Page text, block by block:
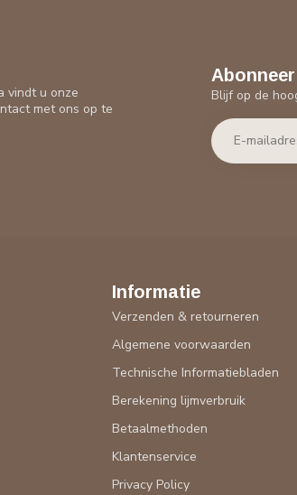
vindt u onze
met ons op te
Blijf op de
Informatie
Verzenden & retourneren
Algemene voorwaarden
Technische Informatiebladen
Berekening lijmverbruik
Betaalmethoden
Klantenservice
Privacy Policy